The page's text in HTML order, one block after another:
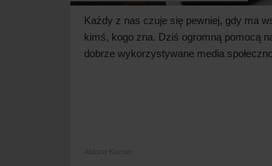
Każdy z nas czuje się pewniej, gdy ma
kimś, kogo zna. Dziś ogromną pomocą
dobrze wykorzystywane media